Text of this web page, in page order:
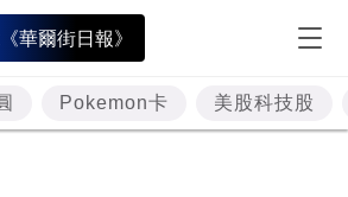
華爾街日報》
Pokemon卡 美股科技股